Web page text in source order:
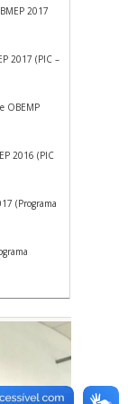
2017
2017 (PIC –
OBEMP
2016 (PIC
(Programa